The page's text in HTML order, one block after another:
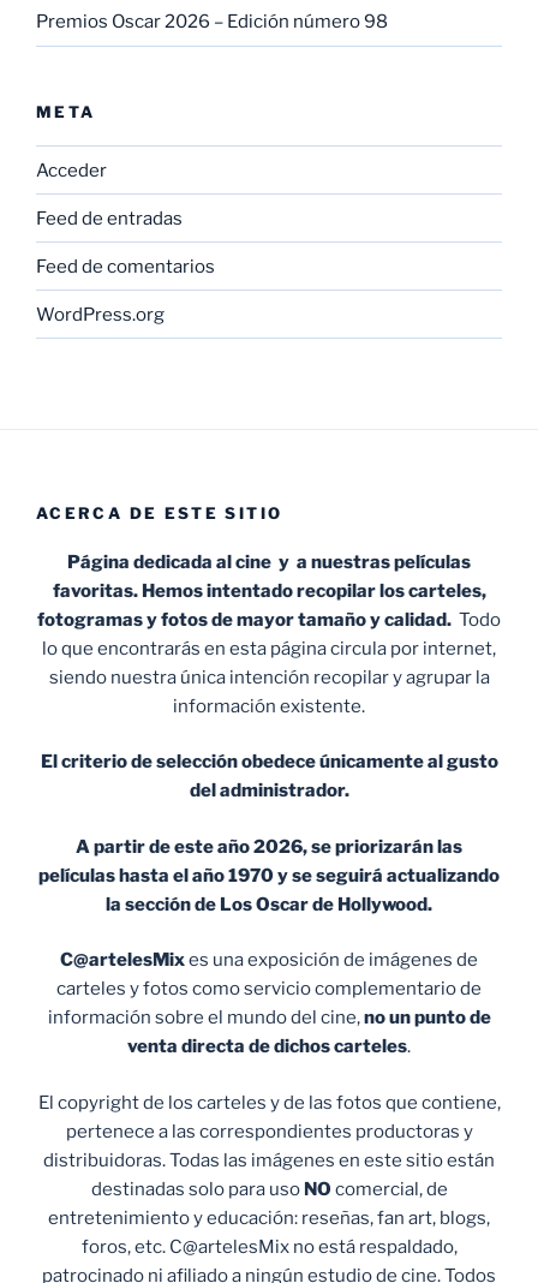
Premios Oscar 2026 – Edición número 98
META
Acceder
Feed de entradas
Feed de comentarios
WordPress.org
ACERCA DE ESTE SITIO
Página dedicada al cine y a nuestras películas
favoritas. Hemos intentado recopilar los carteles,
fotogramas y fotos de mayor tamaño y calidad. Todo
lo que encontrarás en esta página circula por internet,
siendo nuestra única intención recopilar y agrupar la
información existente.
El criterio de selección obedece únicamente al gusto
del administrador.
A partir de este año 2026, se priorizarán las
películas hasta el año 1970 y se seguirá actualizando
la sección de Los Oscar de Hollywood.
C@artelesMixes una exposición de imágenes de
carteles y fotos como servicio complementario de
información sobre el mundo del cine,no un punto de
venta directa de dichos carteles.
El copyright de los carteles y de las fotos que contiene,
pertenece a las correspondientes productoras y
distribuidoras. Todas las imágenes en este sitio están
destinadas solo para uso NO comercial, de
entretenimiento y educación: reseñas, fan art, blogs,
foros, etc. C@artelesMix no está respaldado,
patrocinado ni afiliado a ningún estudio de cine. Todos